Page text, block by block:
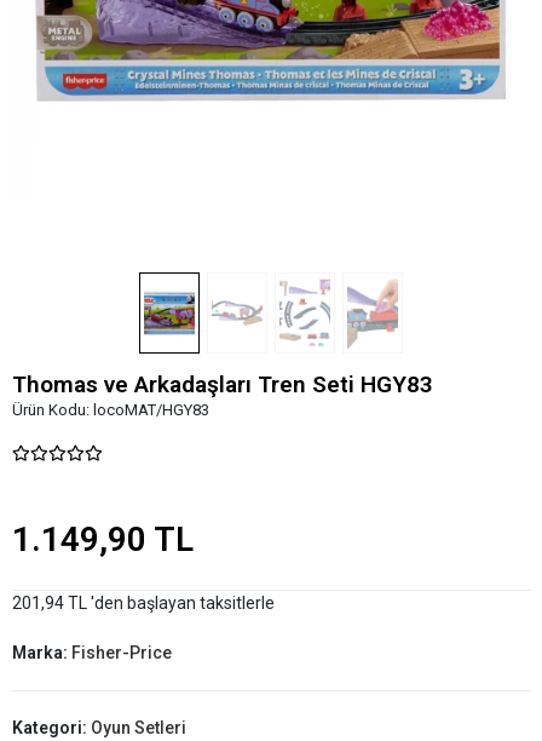
Thomas ve Arkadaşları Tren Seti HGY83
Ürün Kodu: locoMAT/HGY83
1.149,90 TL
201,94 TL 'den başlayan taksitlerle
Marka: Fisher-Price
Kategori: Oyun Setleri